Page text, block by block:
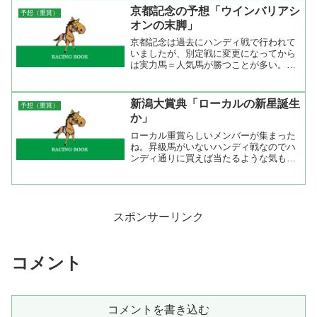
替わりは権利取りの勝負に来ている。ダ
ービー上位馬は権利がある...
予想（重賞）
京都記念の予想「ウインバリアシ
オンの末脚」
京都記念は過去にハンディ戦で行われて
いましたが、別定戦に変更になってから
は実力馬＝人気馬が勝つことが多い。別
上位人気馬が強い。また、年齢別でみる
と４歳馬が１１勝、５歳馬...
予想（重賞）
新潟大賞典「ローカルの新星誕生
か」
ローカル重賞らしいメンバーが集まった
ね。昇級馬がいないハンディ戦なのでハ
ンディ通りに買えば当たるような気もす
スポンサーリンク
コメント
コメントを書き込む